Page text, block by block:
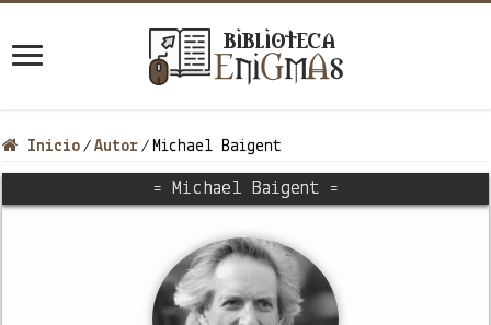
Inicio / Autor / Michael Baigent
= Michael Baigent =